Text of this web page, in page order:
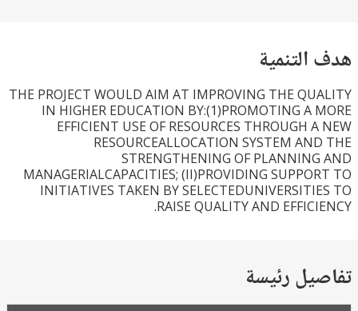
THE PROJECT WOULD AIM AT IMPROVING THE
IN HIGHER EDUCATION BY:(1)PROMOTING A
EFFICIENT USE OF RESOURCES THROUGH
RESOURCEALLOCATION SYSTEM
STRENGTHENING OF
MANAGERIALCAPACITIES; (II)PROVIDING
INITIATIVES TAKEN BY
RAISE QUALITY AND
رئيسة